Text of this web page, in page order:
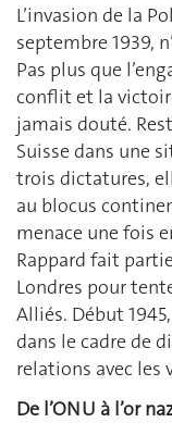
L’invasion de la
septembre 1939,
Pas plus que
conflit et la
jamais douté.
Suisse dans une
trois dictatures,
au blocus
menace une fois
Rappard fait
Londres pour
Alliés. Début
dans le cadre de
relations avec les
De l’ONU à l’or